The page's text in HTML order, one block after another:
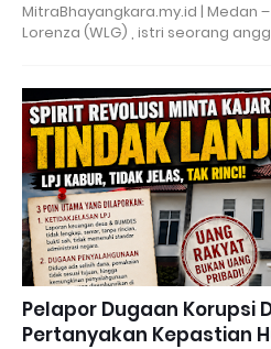
MitraBhayangkara.my.id | Medan
Lorenza (WLG) , istri seorang
Pelapor Dugaan Korupsi
Pertanyakan Kepastian